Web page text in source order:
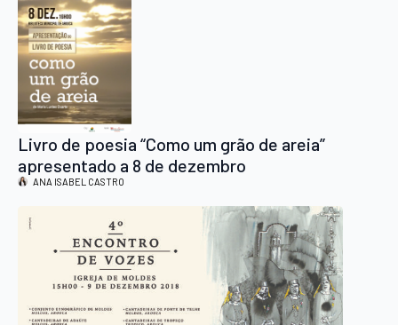
Livro de poesia “Como um grão de areia”
apresentado a 8 de dezembro
ANA ISABEL CASTRO